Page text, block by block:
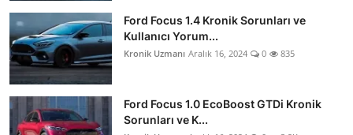
Ford Focus 1.4 Kronik Sorunları ve
Kullanıcı Yorum...
Kronik Uzmanı Aralık 16, 2024 0 835
Ford Focus 1.0 EcoBoost GTDi Kronik
Sorunları ve K...